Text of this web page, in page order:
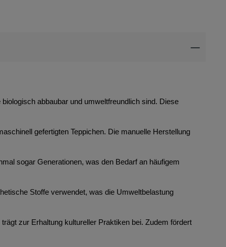
abbaubar und umweltfreundlich sind. Diese
gefertigten Teppichen. Die manuelle Herstellung
sogar Generationen, was den Bedarf an häufigem
Stoffe verwendet, was die Umweltbelastung
zur Erhaltung kultureller Praktiken bei. Zudem fördert